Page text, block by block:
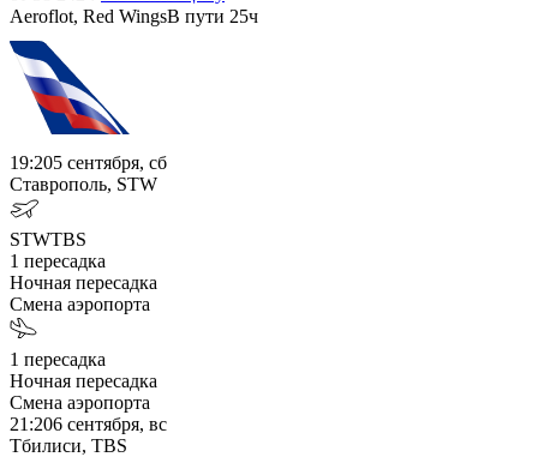
Aeroflot, Red WingsВ пути 25ч
19:205 сентября, сб
Ставрополь, STW
STWTBS
1 пересадка
Ночная пересадка
Смена аэропорта
1 пересадка
Ночная пересадка
Смена аэропорта
21:206 сентября, вс
Тбилиси, TBS